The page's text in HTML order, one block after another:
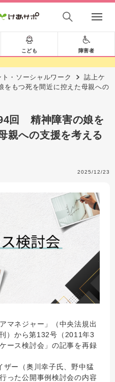
こども 障害者
・ソーシャルワーク
誌上ケ
もつ死を間近に控えた母親への
回 精神障害の娘を
親への支援を考える
2025/12/23
マネジャー」（中央法規出
）から第132号（2011年3
ース検討会」の記事を再録
ザー（奥川幸子氏、野中猛
った公開事例検討会の内容